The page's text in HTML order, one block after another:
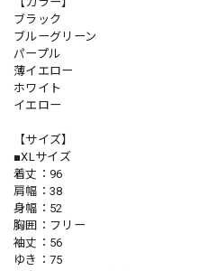
ブラック
ブルーグリーン
パープル
薄イエロー
ホワイト
イエロー
【サイズ】
■XLサイズ
着丈：96
肩幅：38
身幅：52
胸囲：フリー
袖丈：56
ゆき：75